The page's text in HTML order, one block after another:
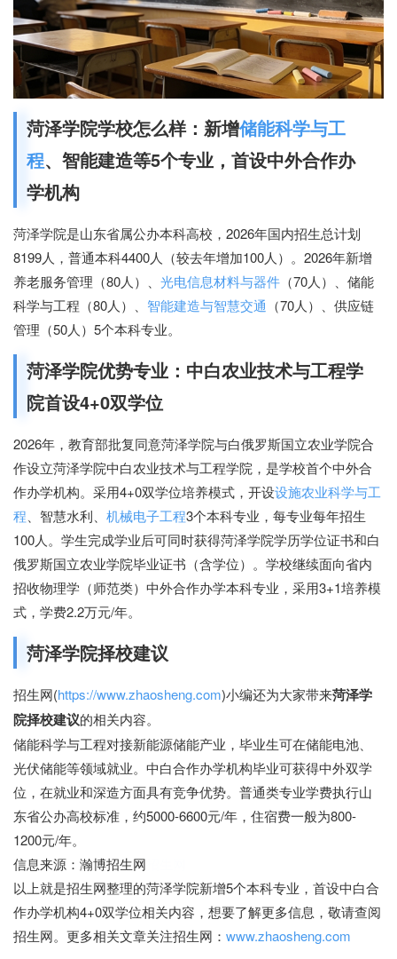
菏泽学院学校怎么样：新增储能科学与工
程、智能建造等5个专业，首设中外合作办
学机构
菏泽学院是山东省属公办本科高校，2026年国内招生总计划
8199人，普通本科4400人（较去年增加100人）。2026年新增
养老服务管理（80人）、 光电信息材料与器件 （70人）、储能
科学与工程（80人）、 智能建造与智慧交通 （70人）、供应链
管理（50人）5个本科专业。
菏泽学院优势专业：中白农业技术与工程学
院首设4+0双学位
2026年，教育部批复同意菏泽学院与白俄罗斯国立农业学院合
作设立菏泽学院中白农业技术与工程学院，是学校首个中外合
作办学机构。采用4+0双学位培养模式，开设设施农业科学与工
程、智慧水利、 机械电子工程3个本科专业，每专业每年招生
100人。学生完成学业后可同时获得菏泽学院学历学位证书和白
俄罗斯国立农业学院毕业证书（含学位）。学校继续面向省内
招收物理学（师范类）中外合作办学本科专业，采用3+1培养模
式，学费2.2万元/年。
菏泽学院择校建议
招生网(https://www.zhaosheng.com)小编还为大家带来菏泽学
院择校建议的相关内容。
储能科学与工程对接新能源储能产业，毕业生可在储能电池、
光伏储能等领域就业。中白合作办学机构毕业可获得中外双学
位，在就业和深造方面具有竞争优势。普通类专业学费执行山
东省公办高校标准，约5000-6600元/年，住宿费一般为800-
1200元/年。
信息来源：瀚博招生网
以上就是招生网整理的菏泽学院新增5个本科专业，首设中白合
作办学机构4+0双学位相关内容，想要了解更多信息，敬请查阅
招生网。更多相关文章关注招生网： www.zhaosheng.com